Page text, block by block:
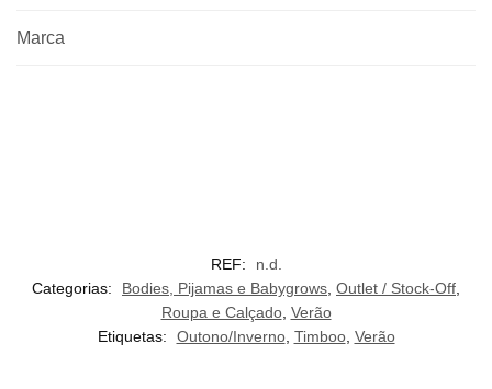
Marca
REF:
n.d.
Categorias:
Bodies, Pijamas e Babygrows Outlet / Stock-Off
Roupa e Calçado, Verão
Etiquetas:
Outono/Inverno, Timboo, Verão